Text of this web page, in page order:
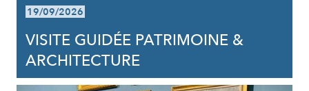
19/09/2026
VISITE GUIDÉE PATRIMOINE &
ARCHITECTURE